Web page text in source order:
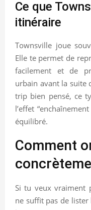
Ce que
itinéraire
Townsville joue
Elle te permet de
facilement et de
urbain avant la suite
trip bien pensé, ce
l’effet
équilibré.
Comment
Si tu veux vraiment
ne suffit pas de lister